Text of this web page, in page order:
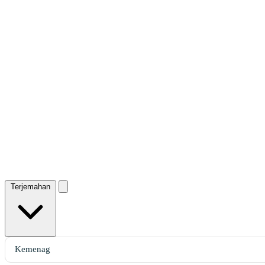
Terjemahan